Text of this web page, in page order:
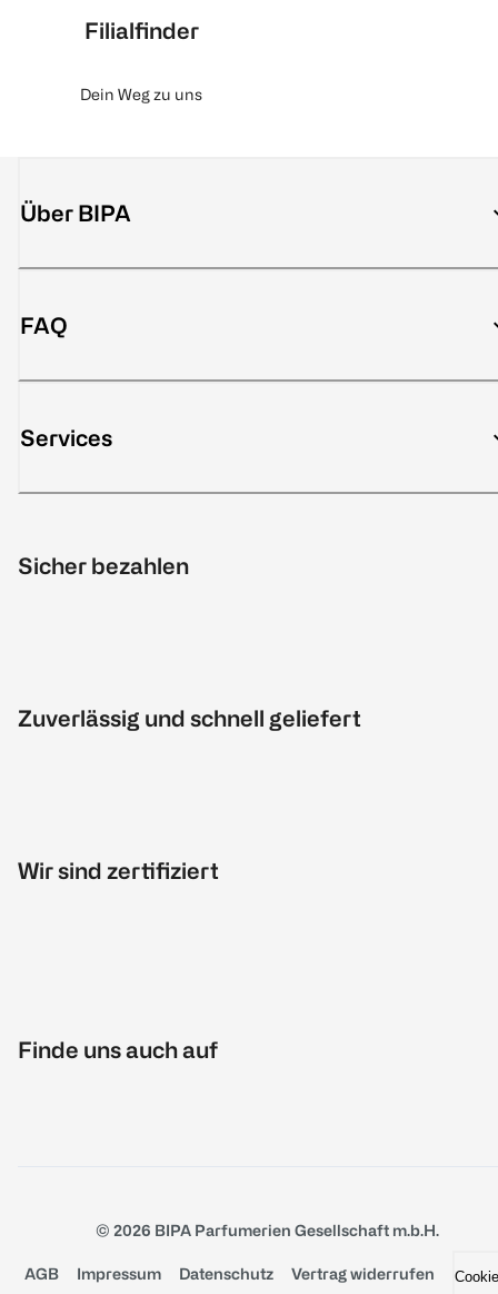
Filialfinder
Dein Weg zu uns
Über BIPA
FAQ
Services
Sicher bezahlen
Zuverlässig und schnell geliefert
Wir sind zertifiziert
Finde uns auch auf
© 2026 BIPA Parfumerien Gesellschaft m.b.H.
AGB Impressum Datenschutz Vertrag widerrufen